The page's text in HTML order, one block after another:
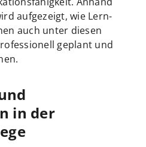
aufgezeigt, wie Lern-
auch unter diesen
geplant und
in der